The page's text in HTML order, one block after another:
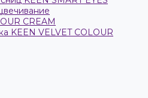
CREAM
KEEN VELVET COLOUR